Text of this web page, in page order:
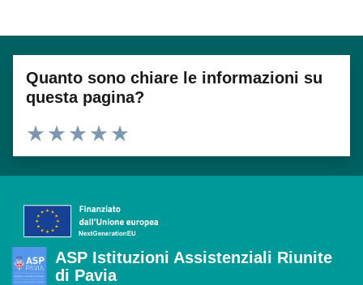
Quanto sono chiare le informazioni su
questa pagina?
ASP Istituzioni Assistenziali Riunite
di Pavia